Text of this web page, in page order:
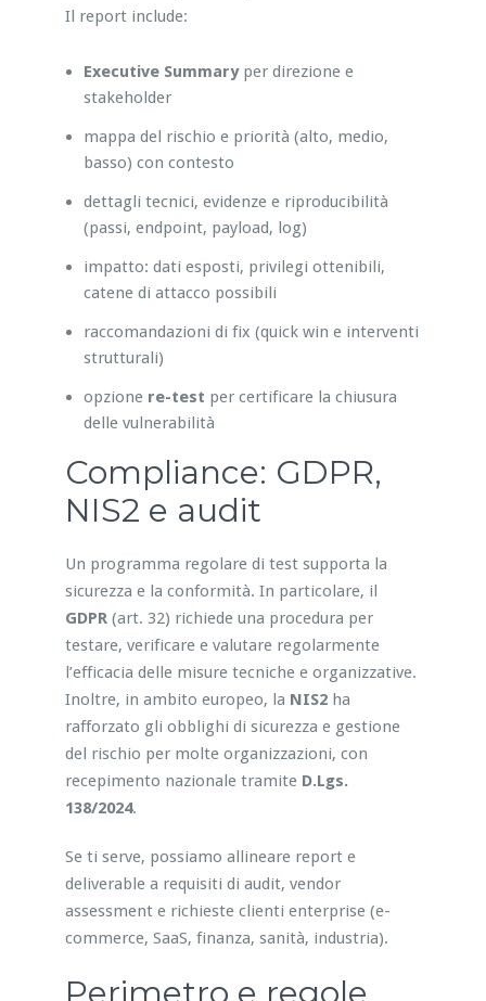
Il report include:
Executive Summaryper direzione e
stakeholder
mappa del rischio e priorità (alto, medio,
basso) con contesto
dettagli tecnici, evidenze e riproducibilità
(passi, endpoint, payload, log)
impatto: dati esposti, privilegi ottenibili,
catene di attacco possibili
raccomandazioni di fix (quick win e interventi
strutturali)
opzione re-test per certificare la chiusura
delle vulnerabilità
Compliance: GDPR,
NIS2 e audit
Un programma regolare di test supporta la
sicurezza e la conformità. In particolare, il
GDPR(art. 32) richiede una procedura per
testare, verificare e valutare regolarmente
l’efficacia delle misure tecniche e organizzative.
Inoltre, in ambito europeo, la NIS2ha
rafforzato gli obblighi di sicurezza e gestione
del rischio per molte organizzazioni, con
recepimento nazionale tramite D.Lgs.
138/2024.
Se ti serve, possiamo allineare report e
deliverable a requisiti di audit, vendor
assessment e richieste clienti enterprise (e-
commerce, SaaS, finanza, sanità, industria).
Perimetro e regole